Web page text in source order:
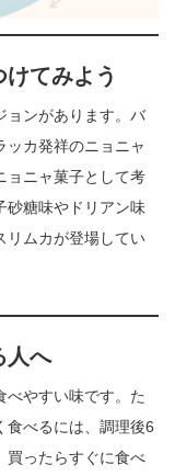
てみよう
ョンがあります。バ
ッカ発祥のニョニャ
ョニャ菓子として考
砂糖味やドリアン味
リムカが登場してい
人へ
べやすい味です。た
食べるには、調理後6
買ったらすぐに食べ